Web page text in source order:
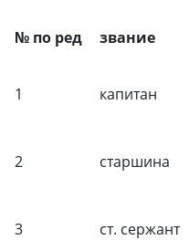
№ по ред звание
1 капитан
2 старшина
3 ст. сержант